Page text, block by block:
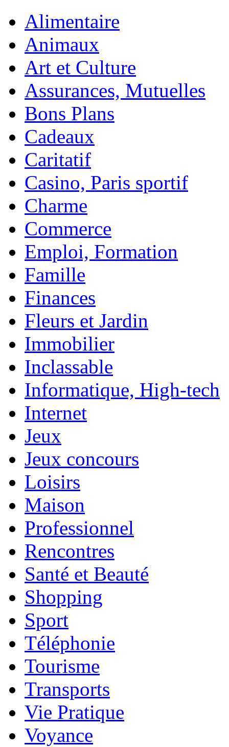
Alimentaire
Animaux
Art et Culture
Assurances, Mutuelles
Bons Plans
Cadeaux
Caritatif
Casino, Paris sportif
Charme
Commerce
Emploi, Formation
Famille
Finances
Fleurs et Jardin
Immobilier
Inclassable
Informatique, High-tech
Internet
Jeux
Jeux concours
Loisirs
Maison
Professionnel
Rencontres
Santé et Beauté
Shopping
Sport
Téléphonie
Tourisme
Transports
Vie Pratique
Voyance